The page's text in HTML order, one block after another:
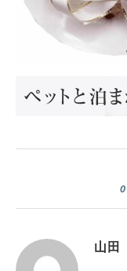
0
山田